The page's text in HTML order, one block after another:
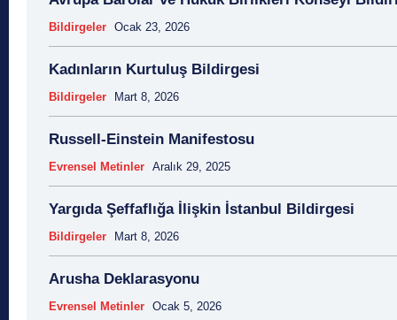
Bildirgeler Ocak 23, 2026
Kadınların Kurtuluş Bildirgesi
Bildirgeler Mart 8, 2026
Russell-Einstein Manifestosu
Evrensel Metinler Aralık 29, 2025
Yargıda Şeffaflığa İlişkin İstanbul Bildirgesi
Bildirgeler Mart 8, 2026
Arusha Deklarasyonu
Evrensel Metinler Ocak 5, 2026